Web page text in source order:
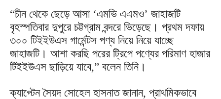
“চীন থেকে ছেড়ে আসা ‘এমভি এএমও’ জাহাজটি
বৃহস্পতিবার দুপুরে চট্টগ্রাম বন্দরে ভিড়েছে। প্রথম দফায়
৩০০ টিইইউএস গার্মেন্টস পণ্য নিয়ে নিয়ে যাচ্ছে
জাহাজটি। আশা করছি পরের ট্রিপে পণ্যের পরিমাণ হাজার
টিইইউএস ছাড়িয়ে যাবে,” বলেন তিনি।
ক্যাপ্টেন সৈয়দ সোহেল হাসনাত জানান, প্রাথমিকভাবে